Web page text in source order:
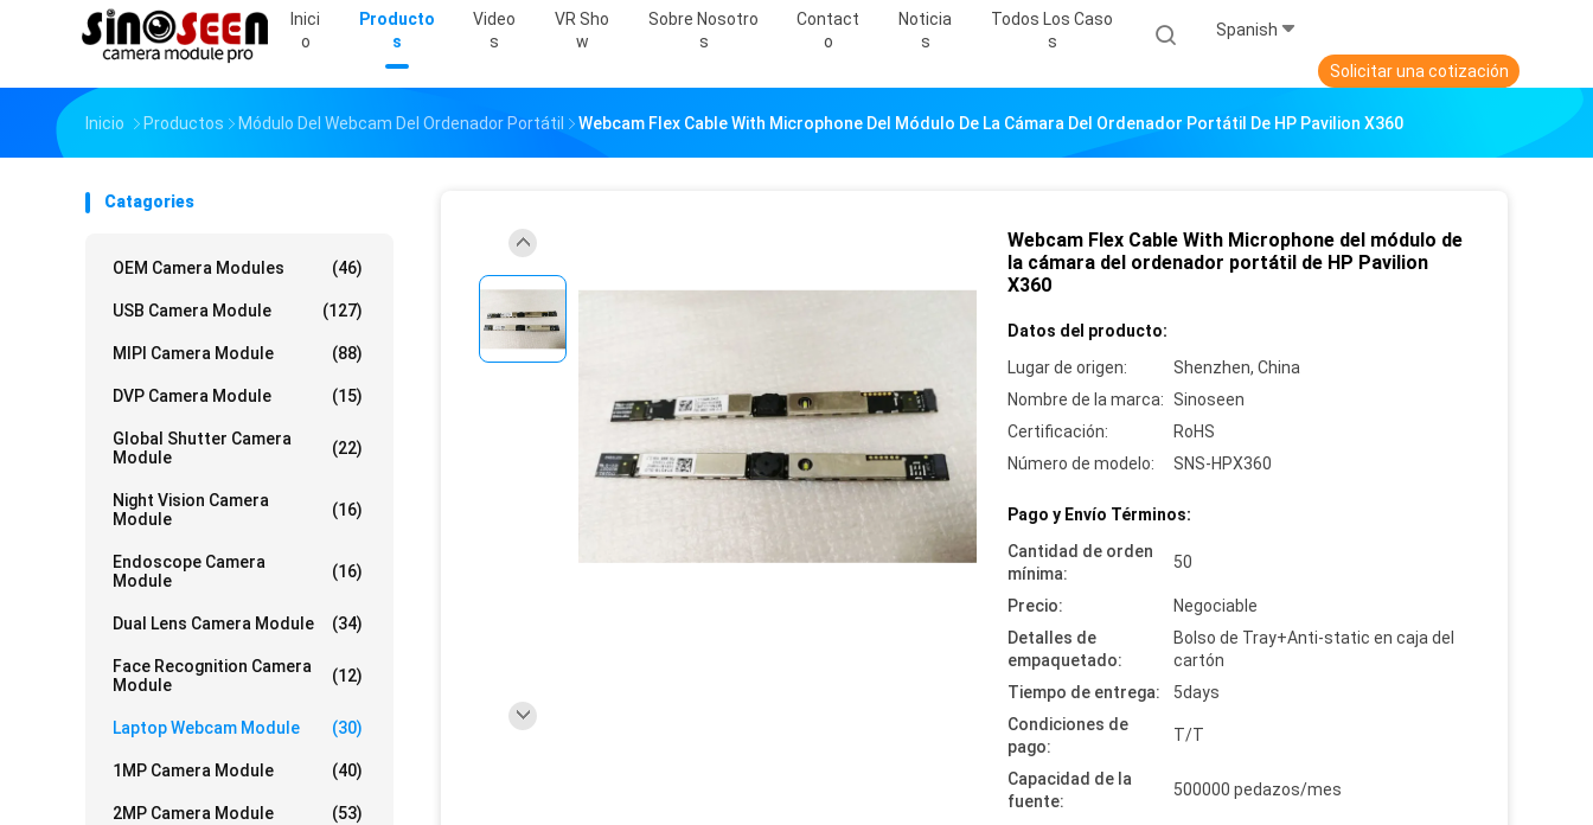
Inici
O
Producto
S
Video
S
VR Sho
W
Sobre Nosotro
S
Contact
O
Noticia
S
Todos Los Caso
S
Spanish
Solicitar una cotización
Inicio Productos Módulo Del Webcam Del Ordenador Portátil Webcam Flex Cable With Microphone Del Módulo De La Cámara Del Ordenador Portátil De HP Pavilion X360
Catagories
OEM Camera Modules (46)
USB Camera Module (127)
MIPI Camera Module (88)
DVP Camera Module (15)
Global Shutter Camera
Module
(22)
Night Vision Camera
Module
(16)
Endoscope Camera
Module
(16)
Dual Lens Camera Module (34)
Face Recognition Camera
Module
(12)
Laptop Webcam Module (30)
1MP Camera Module (40)
2MP Camera Module (53)
Webcam Flex Cable With Microphone del módulo de
la cámara del ordenador portátil de HP Pavilion
X360
Datos del producto:
Lugar de origen:
Shenzhen, China
Nombre de la marca: Sinoseen
Certificación:
RoHS
Número de modelo:
SNS-HPX360
Pago y Envío Términos:
Cantidad de orden
mínima:
50
Precio:
Negociable
Detalles de
empaquetado:
Bolso de Tray+Anti-static en caja del
cartón
Tiempo de entrega:
5days
Condiciones de
pago:
T/T
Capacidad de la
fuente:
500000 pedazos/mes